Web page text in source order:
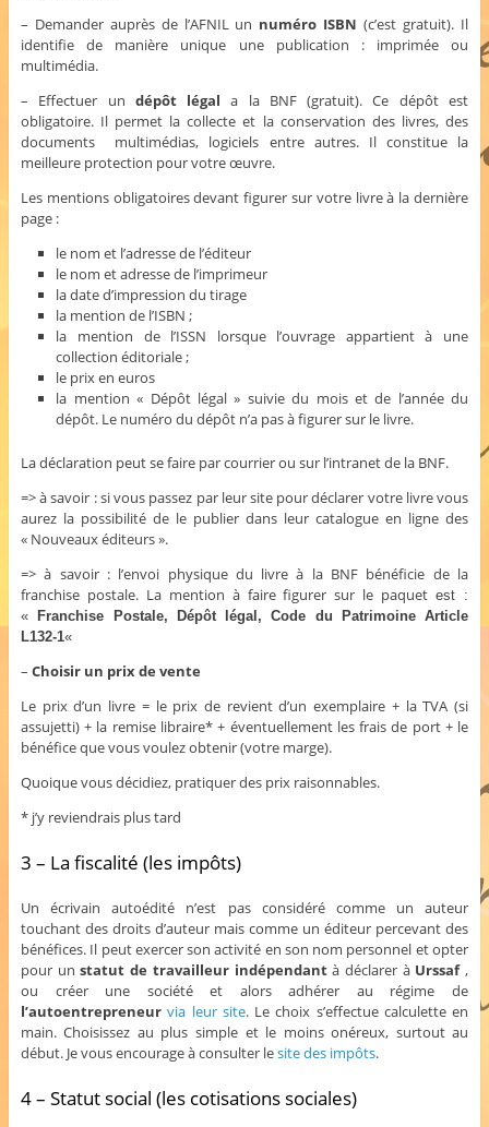
– Demander auprès de l’AFNIL un numéro ISBN (c’est gratuit). Il
identifie de manière unique une publication : imprimée ou
multimédia.
– Effectuer un dépôt légal a la BNF (gratuit). Ce dépôt est
obligatoire. Il permet la collecte et la conservation des livres, des
documents multimédias, logiciels entre autres. Il constitue la
meilleure protection pour votre œuvre.
Les mentions obligatoires devant figurer sur votre livre à la dernière
page :
le nom et l’adresse de l’éditeur
le nom et adresse de l’imprimeur
la date d’impression du tirage
la mention de l’ISBN ;
la mention de l’ISSN lorsque l’ouvrage appartient à une
collection éditoriale ;
le prix en euros
la mention « Dépôt légal » suivie du mois et de l’année du
dépôt. Le numéro du dépôt n’a pas à figurer sur le livre.
La déclaration peut se faire par courrier ou sur l’intranet de la BNF.
=> à savoir : si vous passez par leur site pour déclarer votre livre vous
aurez la possibilité de le publier dans leur catalogue en ligne des
« Nouveaux éditeurs ».
=> à savoir : l’envoi physique du livre à la BNF bénéficie de la
franchise postale. La mention à faire figurer sur le paquetest :
«Franchise Postale, Dépôt légal, Code du Patrimoine Article
L132-1«
– Choisir un prix de vente
Le prix d’un livre = le prix de revient d’un exemplaire + la TVA (si
assujetti) + la remise libraire* + éventuellement les frais de port + le
bénéfice que vous voulez obtenir (votre marge).
Quoique vous décidiez, pratiquer des prix raisonnables.
* j’y reviendrais plus tard
3 – La fiscalité (les impôts)
Un écrivain autoédité n’est pas considéré comme un auteur
touchant des droits d’auteur mais comme un éditeur percevant des
bénéfices. Il peut exercer son activité en son nom personnel et opter
pour unstatut de travailleur indépendantà déclarer àUrssaf,
ou créer une société et alors adhérer au régime de
l’autoentrepreneur via leur site. Le choix s’effectue calculette en
main. Choisissez au plus simple et le moins onéreux, surtout au
début. Je vous encourage à consulter lesite des impôts.
4 – Statut social (les cotisations sociales)